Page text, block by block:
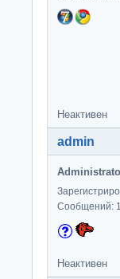
Неактивен
admin
Сообщений:
Неактивен